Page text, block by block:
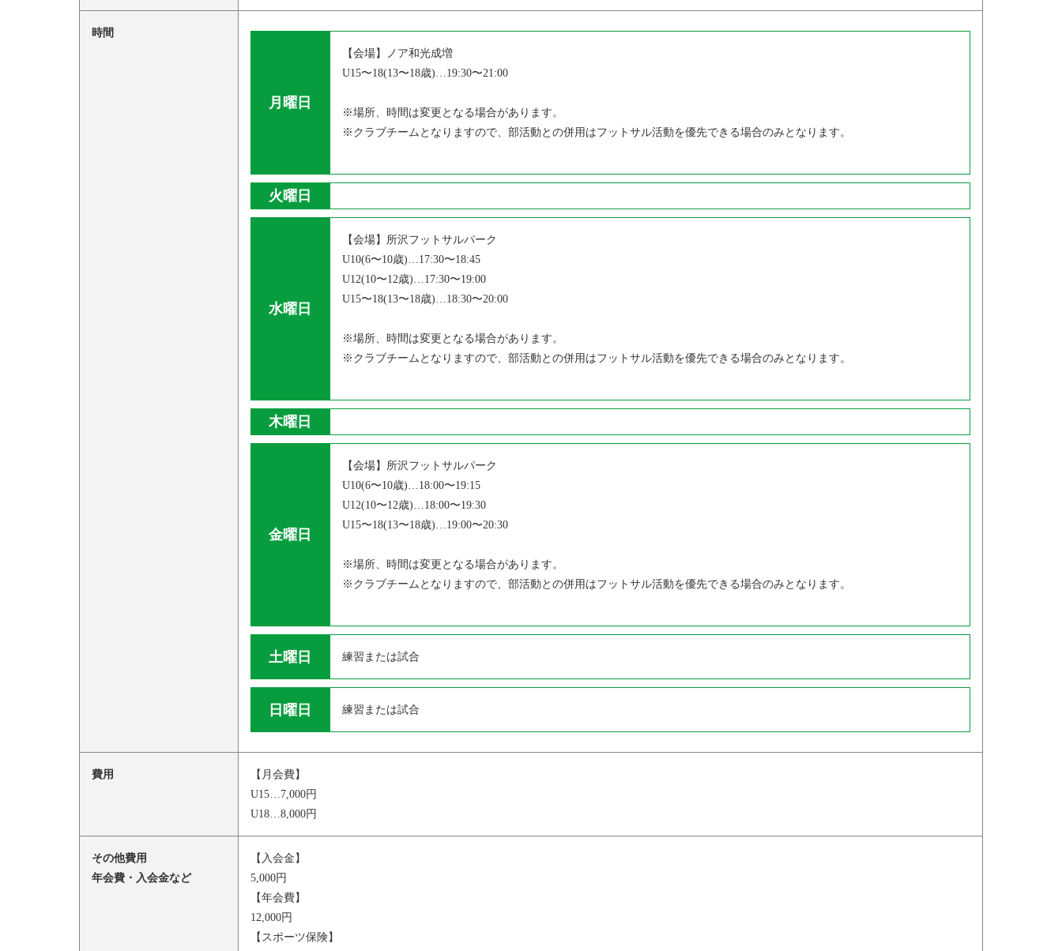
時間
月曜日
【会場】ノア和光成増
U15〜18(13〜18歳)…19:30〜21:00
※場所、時間は変更となる場合があります。
※クラブチームとなりますので、部活動との併用はフットサル活動を優先できる場合のみとなります。
火曜日
水曜日
【会場】所沢フットサルパーク
U10(6〜10歳)…17:30〜18:45
U12(10〜12歳)…17:30〜19:00
U15〜18(13〜18歳)…18:30〜20:00
※場所、時間は変更となる場合があります。
※クラブチームとなりますので、部活動との併用はフットサル活動を優先できる場合のみとなります。
木曜日
金曜日
【会場】所沢フットサルパーク
U10(6〜10歳)…18:00〜19:15
U12(10〜12歳)…18:00〜19:30
U15〜18(13〜18歳)…19:00〜20:30
※場所、時間は変更となる場合があります。
※クラブチームとなりますので、部活動との併用はフットサル活動を優先できる場合のみとなります。
土曜日 練習または試合
日曜日 練習または試合
費用
【月会費】
U15…7,000円
U18…8,000円
その他費用
年会費・入会金など
【入会金】
5,000円
【年会費】
12,000円
【スポーツ保険】